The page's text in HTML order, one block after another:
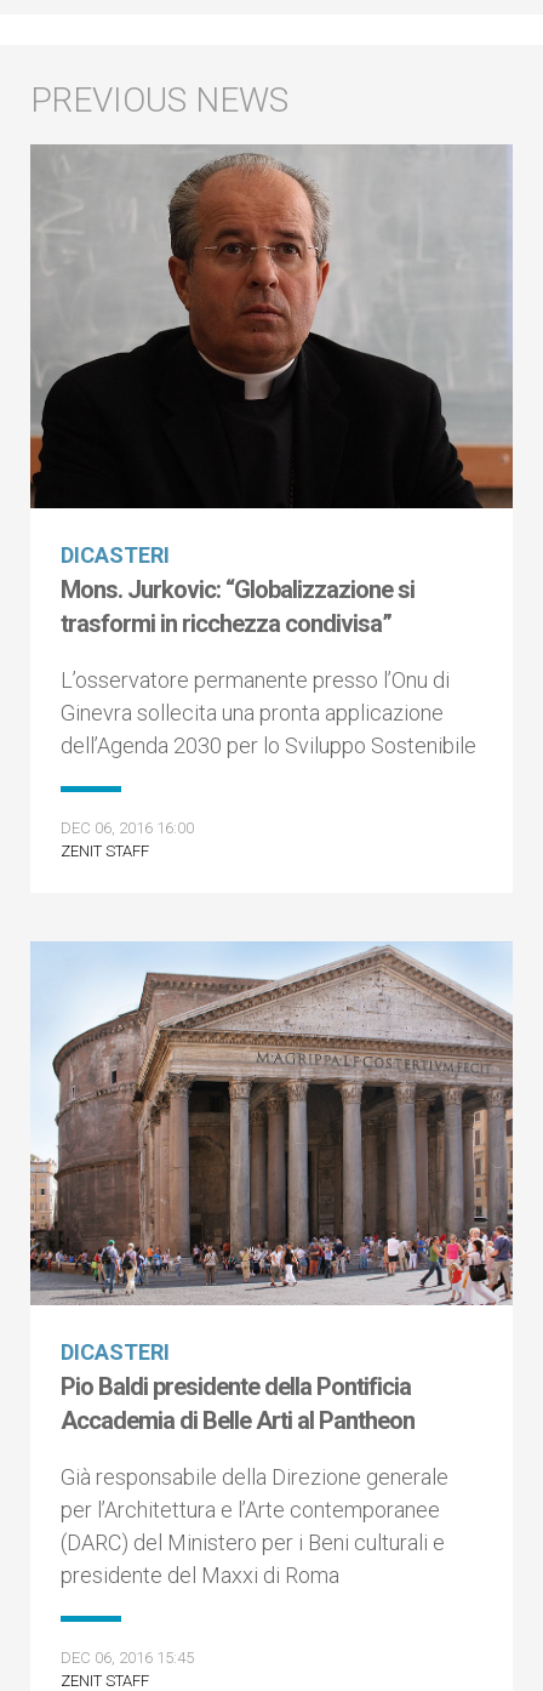
DICASTERI
Mons. Jurkovic: “Globalizzazione si
trasformi in ricchezza condivisa”
L’osservatore permanente presso l’Onu di
Ginevra sollecita una pronta applicazione
dell’Agenda 2030 per lo Sviluppo Sostenibile
DEC 06, 2016 16:00
ZENIT STAFF
DICASTERI
Pio Baldi presidente della Pontificia
Accademia di Belle Arti al Pantheon
Già responsabile della Direzione generale
per l’Architettura e l’Arte contemporanee
(DARC) del Ministero per i Beni culturali e
presidente del Maxxi di Roma
DEC 06, 2016 15:45
ZENIT STAFF